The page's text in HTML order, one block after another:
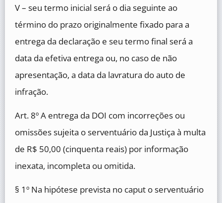
V – seu termo inicial será o dia seguinte ao
término do prazo originalmente fixado para a
entrega da declaração e seu termo final será a
data da efetiva entrega ou, no caso de não
apresentação, a data da lavratura do auto de
infração.
Art. 8º A entrega da DOI com incorreções ou
omissões sujeita o serventuário da Justiça à multa
de R$ 50,00 (cinquenta reais) por informação
inexata, incompleta ou omitida.
§ 1º Na hipótese prevista no caput o serventuário